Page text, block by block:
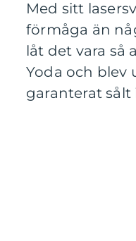
Med sitt
förmåga än
låt det vara så
Yoda och blev
garanterat sålt